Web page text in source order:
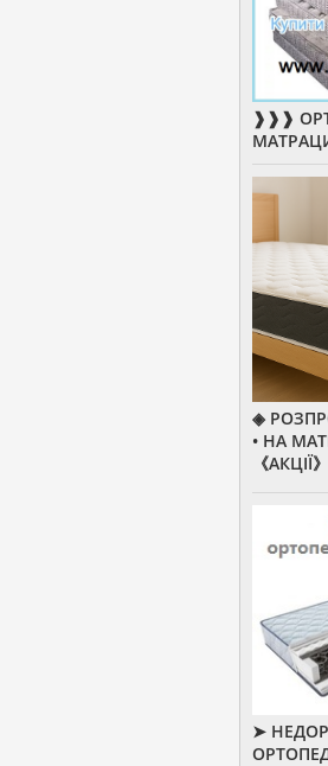
❱❱❱
◈
• НА
《АКЦІЇ
➤